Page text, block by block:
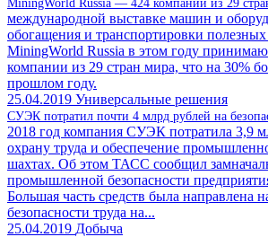
MiningWorld Russia — 424 компании из 29
международной выставке машин и
обогащения и транспортировки
MiningWorld Russia в этом году
компании из 29 стран мира, что на 30%
прошлом году.
25.04.2019 Универсальные решения
СУЭК потратил почти 4 млрд рублей на
2018 год компания СУЭК потратила 3,9
охрану труда и обеспечение
шахтах. Об этом ТАСС сообщил
промышленной безопасности
Большая часть средств была направлена
безопасности труда на...
25.04.2019 Добыча